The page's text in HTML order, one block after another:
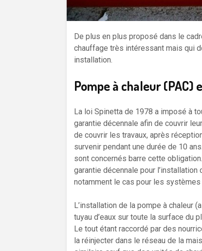
De plus en plus proposé dans le
chauffage très intéressant mais qui
installation.
Pompe à chaleur (PAC)
La loi Spinetta de 1978 a imposé à
garantie décennale afin de couvrir
de couvrir les travaux, après
survenir pendant une durée de 10
sont concernés barre cette
garantie décennale pour
notamment le cas pour les systèmes
L’installation de la pompe à chaleur
tuyau d’eaux sur toute la surface du
Le tout étant raccordé par des
la réinjecter dans le réseau de la